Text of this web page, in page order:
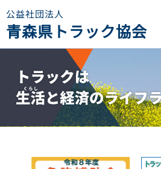
公益社団法人
青森県トラック協会
青森県トラック協会について
プロフィール
ディスクロージャー
お知らせ
行政・他団体